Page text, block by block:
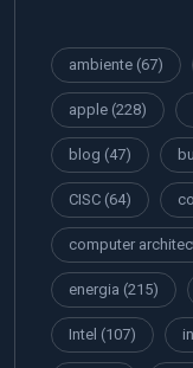
ambiente (67)
apple (228)
blog (47)
CISC (64)
computer
energia (215)
Intel (107)